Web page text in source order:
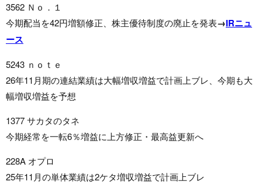
3562 Ｎｏ．１
今期配当を42円増額修正、株主優待制度の廃止を発表→IRニュ
ース
5243 ｎｏｔｅ
26年11月期の連結業績は大幅増収増益で計画上ブレ、今期も大
幅増収増益を予想
1377 サカタのタネ
今期経常を一転6％増益に上方修正・最高益更新へ
228A オプロ
25年11月の単体業績は2ケタ増収増益で計画上ブレ